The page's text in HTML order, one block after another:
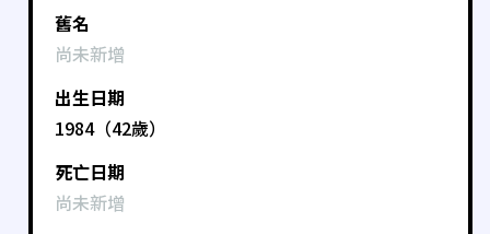
舊名
尚未新增
出生日期
1984（42歲）
死亡日期
尚未新增